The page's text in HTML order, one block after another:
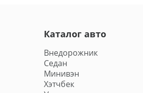
Каталог авто
Внедорожник
Седан
Минивэн
Хэтчбек